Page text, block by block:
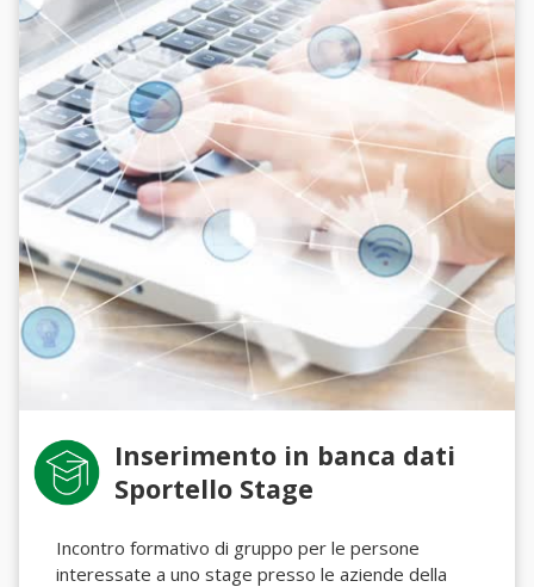
Inserimento in banca dati
Sportello Stage
Incontro formativo di gruppo per le persone
interessate a uno stage presso le aziende della